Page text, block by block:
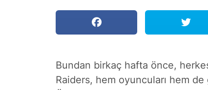
Bundan birkaç hafta önce,
Raiders, hem oyuncuları hem